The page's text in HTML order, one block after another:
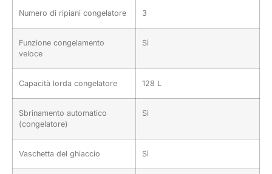
Numero di ripiani congelatore 3
Funzione congelamento
veloce
Sì
Capacità lorda congelatore 128 L
Sbrinamento automatico
(congelatore)
Sì
Vaschetta del ghiaccio Sì